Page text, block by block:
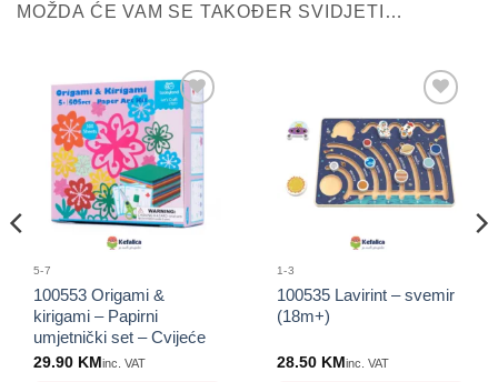
MOŽDA ĆE VAM SE TAKOĐER SVIDJETI…
proizvod
5-7
100553 Origami &
kirigami – Papirni
umjetnički set – Cvijeće
(5+)
29.90 KMinc. VAT
Sačuvaj
proizvod
1-3
100535 Lavirint – svemir
(18m+)
28.50 KMinc. VAT